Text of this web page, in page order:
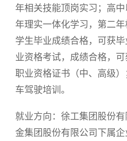
年相关技能顶岗实习；高
年理实一体化学习，第二年
学生毕业成绩合格，可获
业资格考试，成绩合格，
职业资格证书（中、高级
车驾驶培训。
就业方向：徐工集团股份
金集团股份有限公司下属